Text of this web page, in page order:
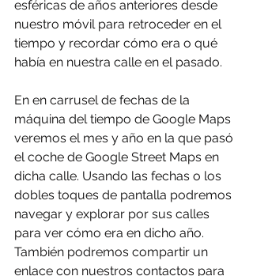
esféricas de años anteriores desde
nuestro móvil para retroceder en el
tiempo y recordar cómo era o qué
había en nuestra calle en el pasado.
En en carrusel de fechas de la
máquina del tiempo de Google Maps
veremos el mes y año en la que pasó
el coche de Google Street Maps en
dicha calle. Usando las fechas o los
dobles toques de pantalla podremos
navegar y explorar por sus calles
para ver cómo era en dicho año.
También podremos compartir un
enlace con nuestros contactos para